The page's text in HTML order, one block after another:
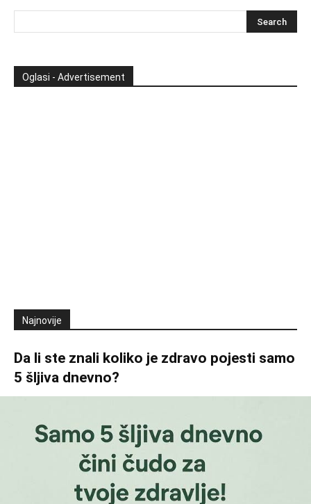
Oglasi - Advertisement
Najnovije
Da li ste znali koliko je zdravo pojesti samo
5 šljiva dnevno?